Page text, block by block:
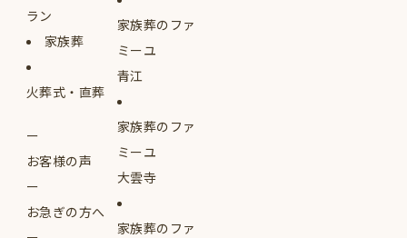
ラン
家族葬
火葬式・直葬
お客様の声
お急ぎの方へ
家族葬のファ
ミーユ
青江
家族葬のファ
ミーユ
大雲寺
家族葬のファ